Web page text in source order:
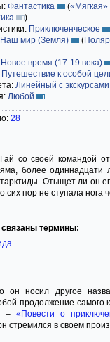
Фантастика («Мягкая»
)
Приключенческое
Наш мир (Земля) (
Новое время (17-19 века)
Путешествие к особой
Линейный с экскурсами
Любой
28
со своей командой
более одиннадцати
Отыщет ли он
сих пор не ступала нога
термины:
он носил другое
продолжение самого
– «Повести о
стремился в своем